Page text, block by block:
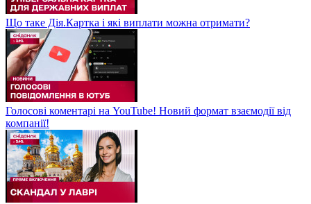
Що таке Дія.Картка і які виплати можна отримати?
Голосові коментарі на YouTube! Новий формат взаємодії від
компанії!